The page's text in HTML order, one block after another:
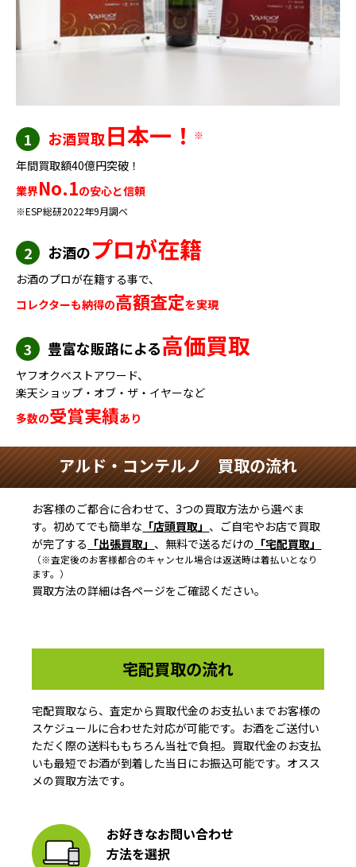
1 お酒買取日本一！ ※
年間買取額40億円突破！
業界No.1の安心と信頼
※ESP総研2022年9月調べ
2 お酒のプロが在籍
お酒のプロが在籍する事で、
コレクターも納得の高額査定を実現
3 豊富な販路による高価買取
ヤフオクベストアワード、
楽天ショップ・オブ・ザ・イヤーなど
多数の受賞実績あり
アルド・コンテルノ 買取の流れ
お客様のご都合に合わせて、3つの買取方法から選べま
す。初めてでも簡単な 「店頭買取」 、ご自宅やお店で買取
が完了する 「出張買取」 、無料で送るだけの 「宅配買取」
（※査定後のお客様都合のキャンセル場合は返送時は着払いとなり
ます。）
買取方法の詳細は各ページをご確認ください。
宅配買取の流れ
宅配買取なら、査定から買取代金のお支払いまでお客様の
スケジュールに合わせた対応が可能です。お酒をご送付い
ただく際の送料ももちろん当社で負担。買取代金のお支払
いも最短でお酒が到着した当日にお振込可能です。オスス
メの買取方法です。
お好きなお問い合わせ
方法を選択